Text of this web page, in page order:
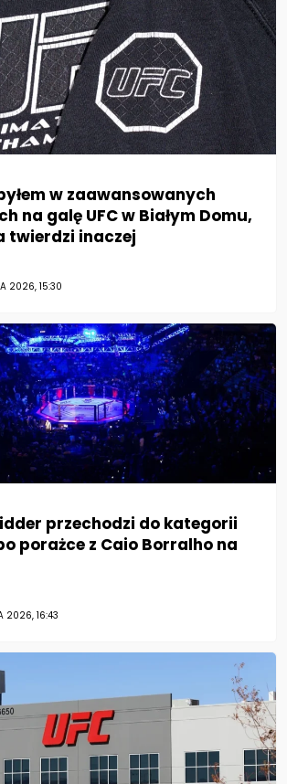
w zaawansowanych
na galę UFC w Białym Domu,
twierdzi inaczej
2026, 15:30
przechodzi do kategorii
porażce z Caio Borralho na
2026, 16:43